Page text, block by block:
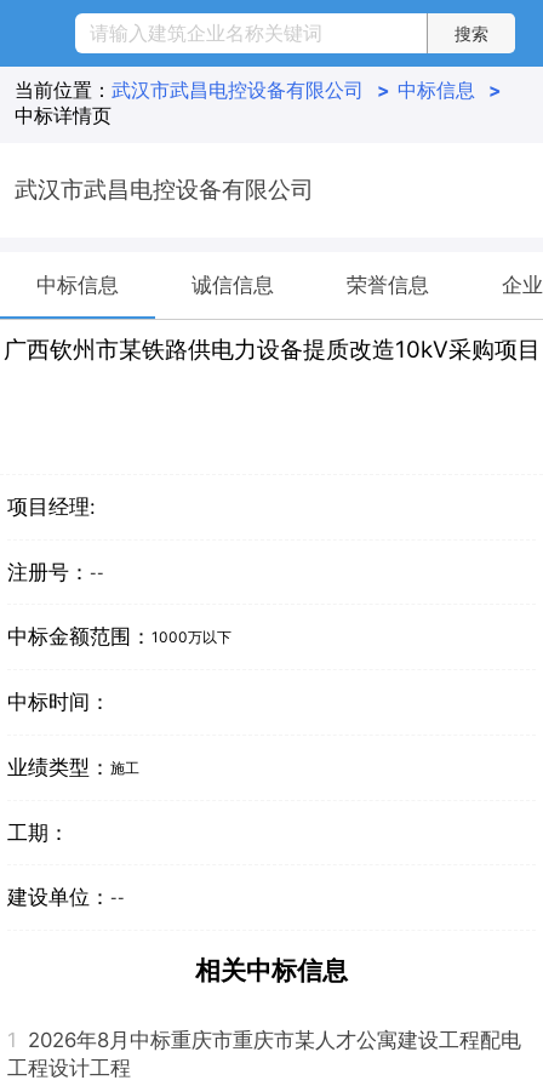
当前位置： 武汉市武昌电控设备有限公司 > 中标信息
>
中标详情页
武汉市武昌电控设备有限公司
中标信息 诚信信息 荣誉信息 企
广西钦州市某铁路供电力设备提质改造10kV采购项目
项目经理:
注册号： --
中标金额范围： 1000万以下
中标时间：
业绩类型： 施工
工期：
建设单位： --
相关中标信息
1 2026年8月中标重庆市重庆市某人才公寓建设工程配电
工程设计工程